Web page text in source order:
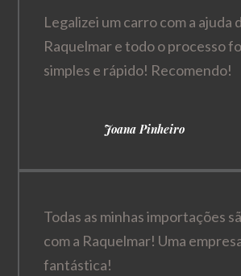
Legalizei um carro com a ajuda
Raquelmar e todo o processo
simples e rápido! Recomendo!
Joana Pinheiro
Todas as minhas importações
com a Raquelmar! Uma
fantástica!